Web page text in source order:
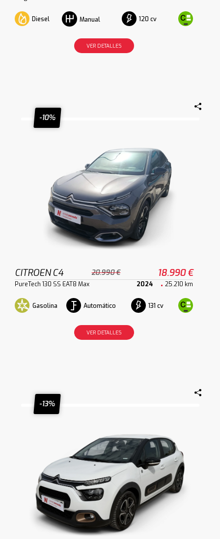
Diesel Manual 120 cv
VER DETALLES
-10%
CITROEN C4 20.990 € 18.990 €
PureTech 130 SS EAT8 Max 2024 25.210 km
Gasolina Automático 131 cv
VER DETALLES
-13%